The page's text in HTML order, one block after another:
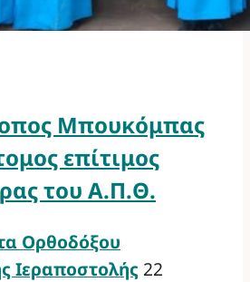
Μπουκόμπας
επίτιμος
του Α.Π.Θ.
Ορθοδόξου
Ιεραποστολής 22